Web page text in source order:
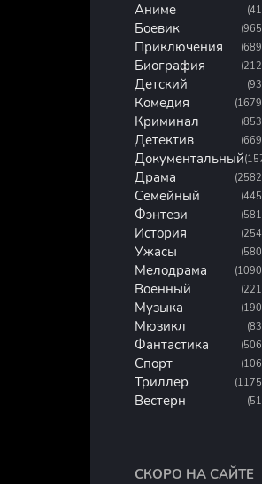
Аниме
Боевик
Приключения
Биография
Детский
Комедия
Криминал
Детектив
Документальный
Драма
Семейный
Фэнтези
История
Ужасы
Мелодрама
Военный
Музыка
Мюзикл
Фантастика
Спорт
Триллер
Вестерн
СКОРО НА САЙТЕ